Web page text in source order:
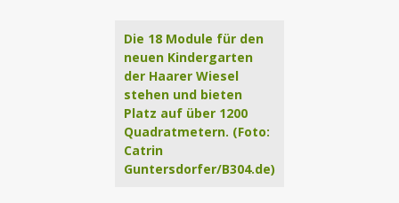
Die 18 Module für den
neuen Kindergarten
der Haarer Wiesel
stehen und bieten
Platz auf über 1200
Quadratmetern. (Foto:
Catrin
Guntersdorfer/B304.de)